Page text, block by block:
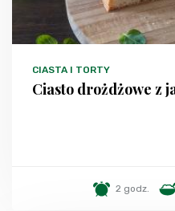
CIASTA I TORTY
Ciasto drożdżowe z
2 godz.